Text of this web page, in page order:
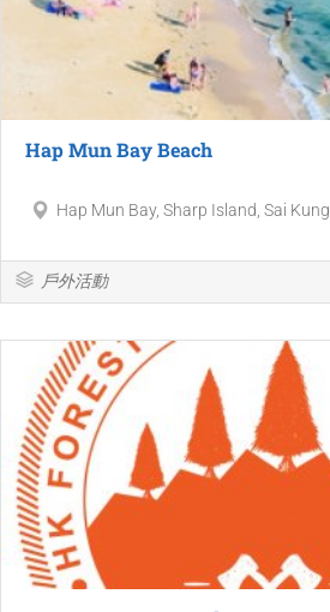
Hap Mun Bay Beach
Hap Mun Bay, Sharp Island, Sai Kung
戶外活動